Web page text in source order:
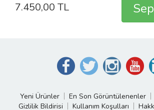
7.450,00 TL
Yeni Ürünler En Son Görüntülenenler
Gizlilik Bildirisi
Kullanım Koşulları